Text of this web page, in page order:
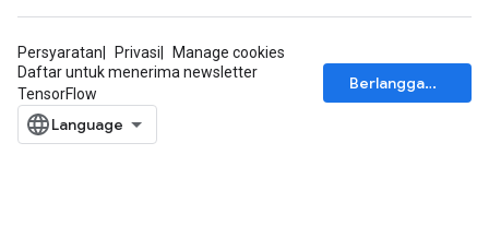
Persyaratan Privasi
Manage cookies
Daftar untuk menerima newsletter
TensorFlow
Berlangganan